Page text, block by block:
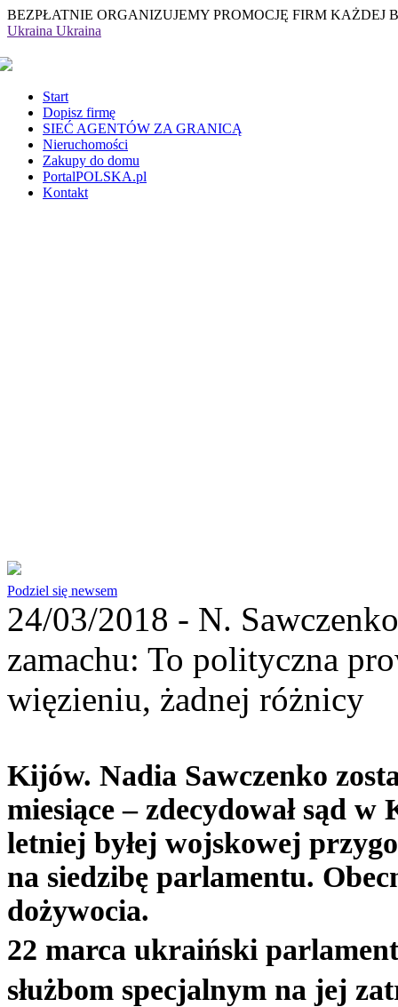
BEZPŁATNIE ORGANIZUJEMY PROMOCJĘ FIRM KAŻDEJ
Ukraina Ukraina
Start
Dopisz firmę
SIEĆ AGENTÓW ZA GRANICĄ
Nieruchomości
Zakupy do domu
PortalPOLSKA.pl
Kontakt
Podziel się newsem
24/03/2018 - N.
zamachu: To polityczna
więzieniu, żadnej różnicy
Kijów. Nadia Sawczenko
miesiące – zdecydował sąd
letniej byłej wojskowej
na siedzibę parlamentu.
dożywocia.
22 marca ukraiński
służbom specjalnym na jej